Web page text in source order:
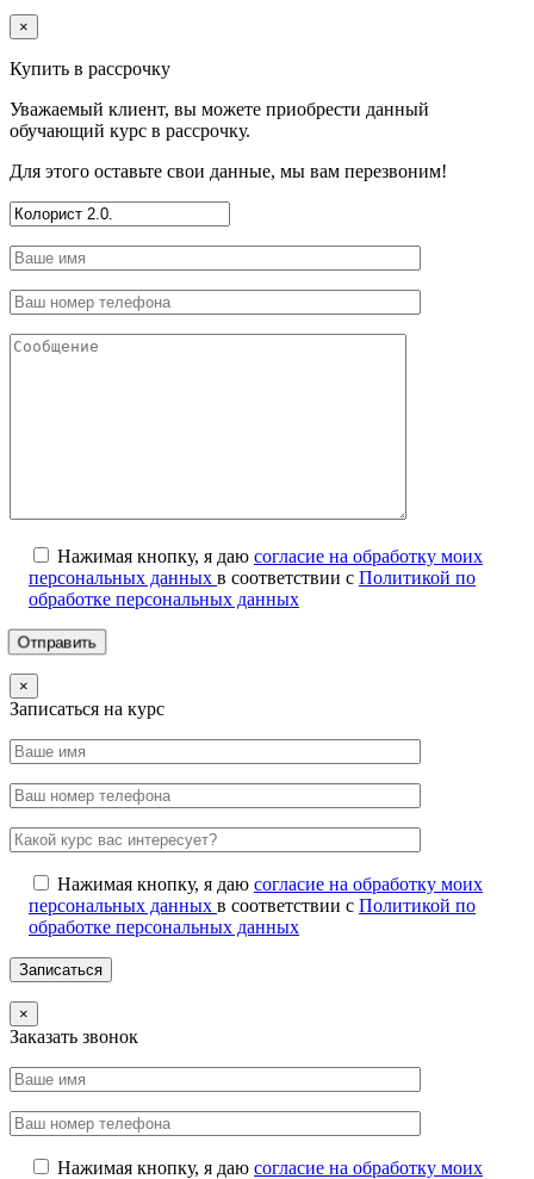
×
Купить в рассрочку
Уважаемый клиент, вы можете приобрести данный
обучающий курс в рассрочку.
Для этого оставьте свои данные, мы вам перезвоним!
Нажимая кнопку, я даю согласие на обработку моих
персональных данных в соответствии с Политикой по
обработке персональных данных
×
Записаться на курс
Нажимая кнопку, я даю согласие на обработку моих
персональных данных в соответствии с Политикой по
обработке персональных данных
×
Заказать звонок
Нажимая кнопку, я даю согласие на обработку моих